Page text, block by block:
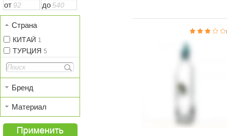
от
до
Страна
КИТАЙ 1
ТУРЦИЯ 5
Бренд
Материал